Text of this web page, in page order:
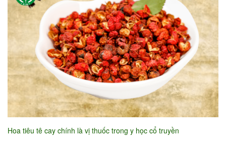
Hoa tiêu tê cay chính là vị thuốc trong y học cổ truyền